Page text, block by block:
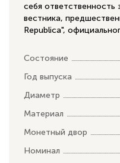
себя ответственность
вестника,
Republica",
Состояние
Год выпуска
Диаметр
Материал
Монетный двор
Номинал